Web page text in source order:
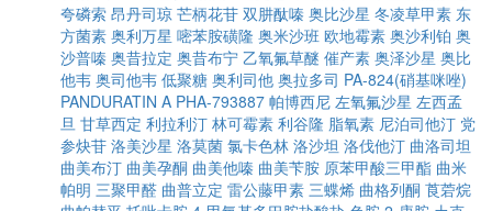
夸磷索 昂丹司琼 芒柄花苷 双肼酞嗪 奥比沙星 冬凌草甲素 东
方菌素 奥利万星 嘧苯胺磺隆 奥米沙班 欧地霉素 奥沙利铂 奥
沙普嗪 奥昔拉定 奥昔布宁 乙氧氟草醚 催产素 奥泽沙星 奥比
他韦 奥司他韦 低聚糖 奥利司他 奥拉多司 PA-824(硝基咪唑)
PANDURATIN A PHA-793887 帕博西尼 左氧氟沙星 左西孟
旦 甘草西定 利拉利汀 林可霉素 利谷隆 脂氧素 尼泊司他汀 党
参炔苷 洛美沙星 洛莫菌 氯卡色林 洛沙坦 洛伐他汀 曲洛司坦
曲美布汀 曲美孕酮 曲美他嗪 曲美苄胺 原苯甲酸三甲酯 曲米
帕明 三聚甲醛 曲普立定 雷公藤甲素 三蝶烯 曲格列酮 莨菪烷